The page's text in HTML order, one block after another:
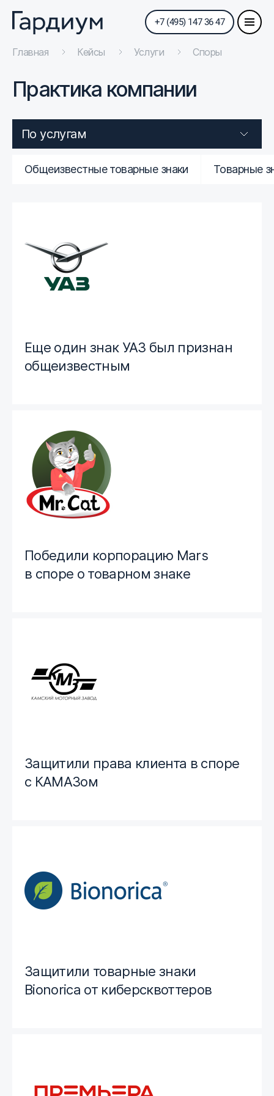
+7 (495) 147 36 47
Главная Кейсы Услуги Споры
Практика компании
По услугам
Общеизвестные товарные знаки Товарные
Еще один знак УАЗ был признан
общеизвестным
Победили корпорацию Mars
в споре о товарном знаке
Защитили права клиента в споре
с КАМАЗом
Защитили товарные знаки
Bionorica от киберсквоттеров